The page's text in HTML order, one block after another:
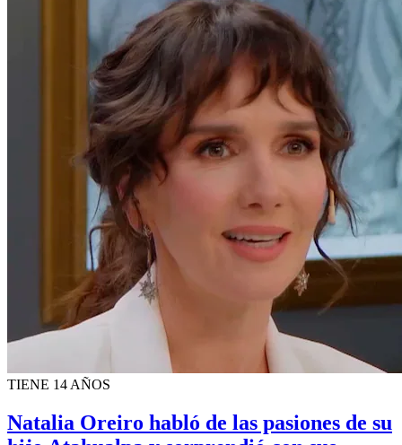
TIENE 14 AÑOS
Natalia Oreiro habló de las pasiones de su